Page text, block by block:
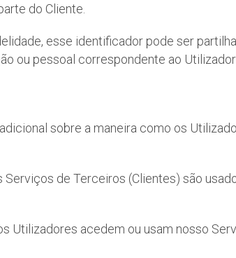
do Cliente.
esse identificador pode ser
ou pessoal correspondente ao
sobre a maneira como os
de Terceiros (Clientes) são
Utilizadores acedem ou usam nosso